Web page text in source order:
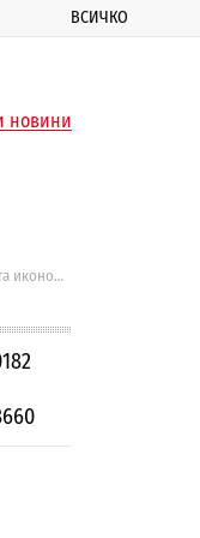
ВСИЧКО
новини
Германската икономика нарасна въпреки търговските заплахи